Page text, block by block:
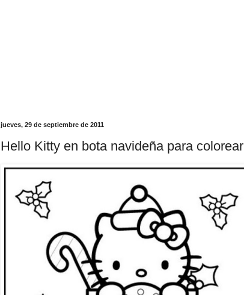
jueves, 29 de septiembre de 2011
Hello Kitty en bota navideña para colorear